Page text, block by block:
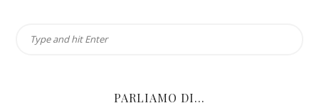
PARLIAMO DI…